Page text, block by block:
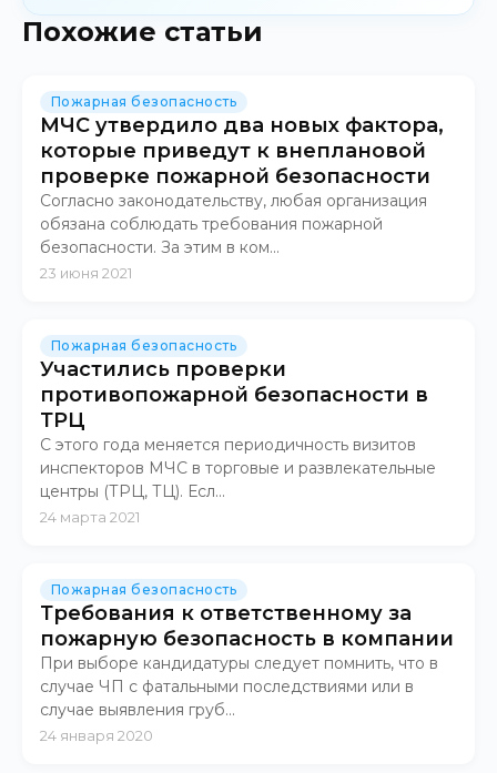
Похожие статьи
Пожарная безопасность
МЧС утвердило два новых фактора,
которые приведут к внеплановой
проверке пожарной безопасности
Согласно законодательству, любая организация
обязана соблюдать требования пожарной
безопасности. За этим в ком...
23 июня 2021
Пожарная безопасность
Участились проверки
противопожарной безопасности в
ТРЦ
С этого года меняется периодичность визитов
инспекторов МЧС в торговые и развлекательные
центры (ТРЦ, ТЦ). Есл...
24 марта 2021
Пожарная безопасность
Требования к ответственному за
пожарную безопасность в компании
При выборе кандидатуры следует помнить, что в
случае ЧП с фатальными последствиями или в
случае выявления груб...
24 января 2020